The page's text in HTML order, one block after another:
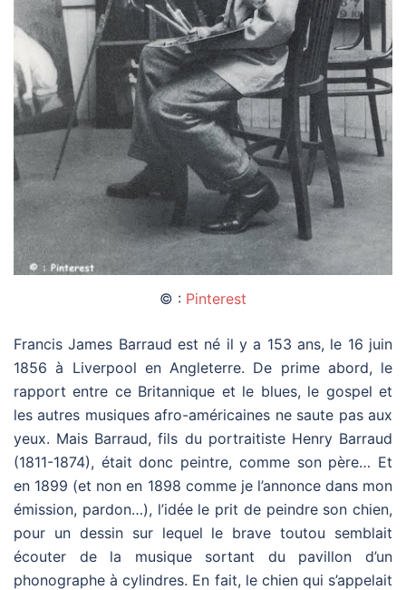
© : Pinterest
Francis James Barraud est né il y a 153 ans, le 16 juin
1856 à Liverpool en Angleterre. De prime abord, le
rapport entre ce Britannique et le blues, le gospel et
les autres musiques afro-américaines ne saute pas aux
yeux. Mais Barraud, fils du portraitiste Henry Barraud
(1811-1874), était donc peintre, comme son père… Et
en 1899 (et non en 1898 comme je l’annonce dans mon
émission, pardon…), l’idée le prit de peindre son chien,
pour un dessin sur lequel le brave toutou semblait
écouter de la musique sortant du pavillon d’un
phonographe à cylindres. En fait, le chien qui s’appelait